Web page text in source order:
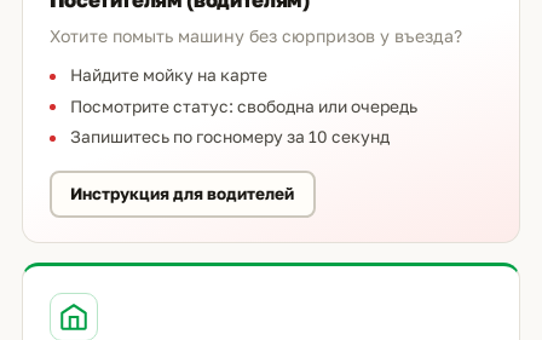
Хотите помыть машину без сюрпризов у въезда?
Найдите мойку на карте
Посмотрите статус: свободна или очередь
Запишитесь по госномеру за 10 секунд
Инструкция для водителей